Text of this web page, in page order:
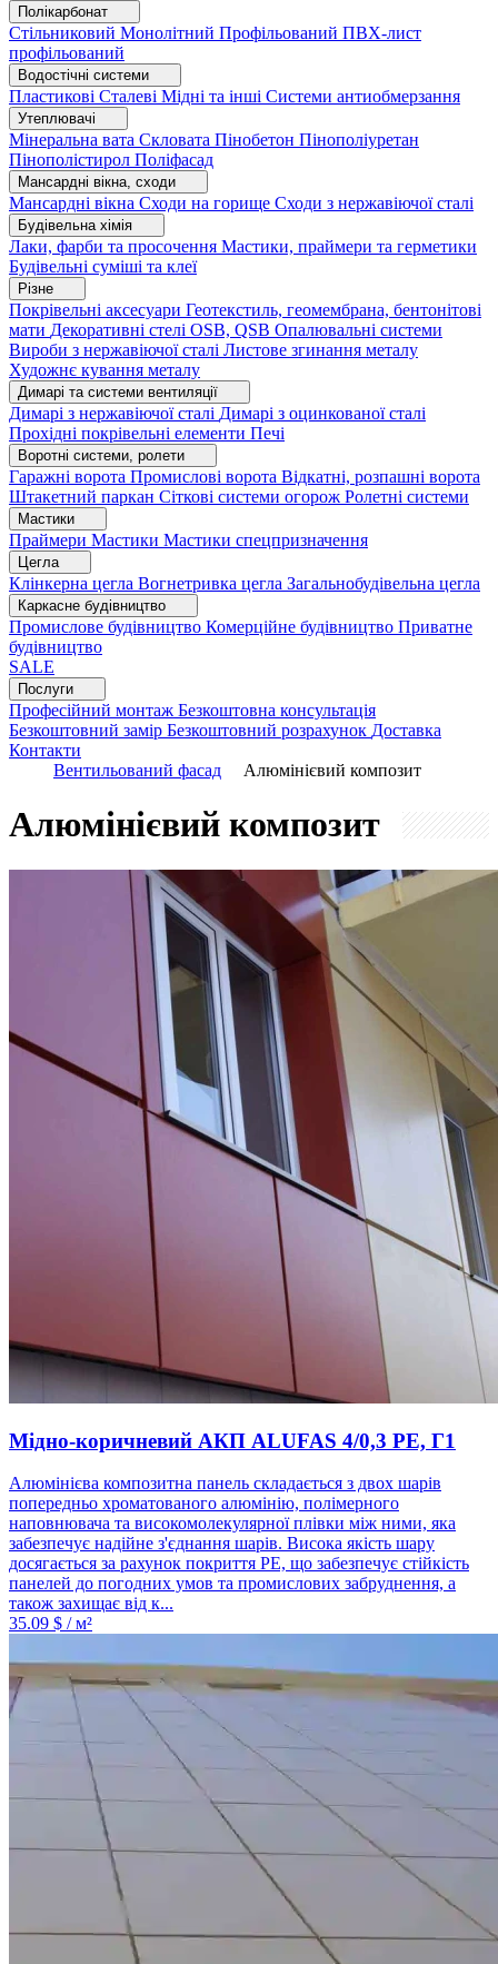
Полікарбонат
Стільниковий Монолітний Профільований ПВХ-лист
профільований
Водостічні системи
Пластикові Сталеві Мідні та інші Системи антиобмерзання
Утеплювачі
Мінеральна вата Скловата Пінобетон Пінополіуретан
Пінополістирол Поліфасад
Мансардні вікна, сходи
Мансардні вікна Сходи на горище Сходи з нержавіючої сталі
Будівельна хімія
Лаки, фарби та просочення Мастики, праймери та герметики
Будівельні суміші та клеї
Різне
Покрівельні аксесуари Геотекстиль, геомембрана, бентонітові
мати Декоративні стелі OSB, QSB Опалювальні системи
Вироби з нержавіючої сталі Листове згинання металу
Художнє кування металу
Димарі та системи вентиляції
Димарі з нержавіючої сталі Димарі з оцинкованої сталі
Прохідні покрівельні елементи Печі
Воротні системи, ролети
Гаражні ворота Промислові ворота Відкатні, розпашні ворота
Штакетний паркан Сіткові системи огорож Ролетні системи
Мастики
Праймери Мастики Мастики спецпризначення
Цегла
Клінкерна цегла Вогнетривка цегла Загальнобудівельна цегла
Каркасне будівництво
Промислове будівництво Комерційне будівництво Приватне
будівництво
SALE
Послуги
Професійний монтаж Безкоштовна консультація
Безкоштовний замір Безкоштовний розрахунок Доставка
Контакти
Вентильований фасад
Алюмінієвий композит
Алюмінієвий композит
Мідно-коричневий АКП ALUFAS 4/0,3 PE, Г1
Алюмінієва композитна панель складається з двох шарів
попередньо хроматованого алюмінію, полімерного
наповнювача та високомолекулярної плівки між ними, яка
забезпечує надійне з'єднання шарів. Висока якість шару
досягається за рахунок покриття PE, що забезпечує стійкість
панелей до погодних умов та промислових забруднення, а
також захищає від к...
35.09 $ / м²